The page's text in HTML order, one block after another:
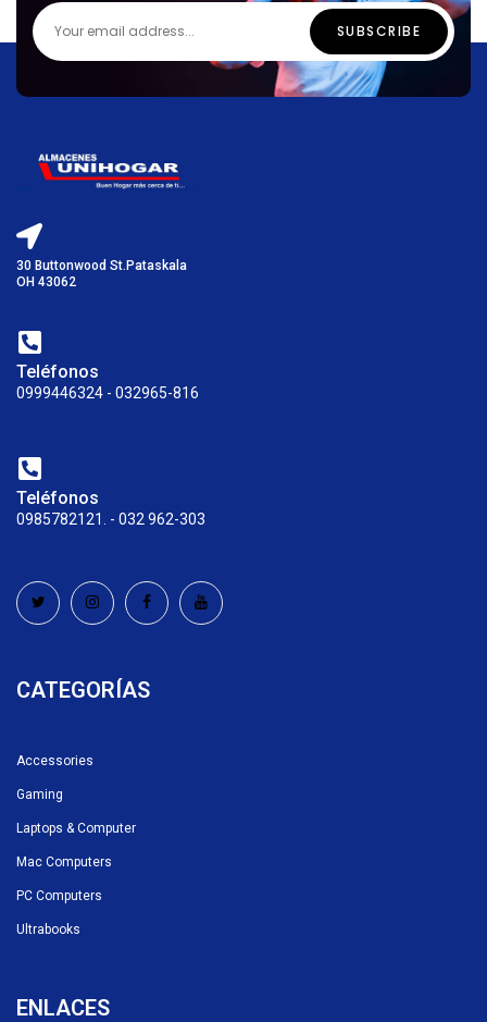
30 Buttonwood St.Pataskala
OH 43062
Teléfonos
0999446324 - 032965-816
Teléfonos
0985782121. - 032 962-303
CATEGORÍAS
Accessories
Gaming
Laptops & Computer
Mac Computers
PC Computers
Ultrabooks
ENLACES